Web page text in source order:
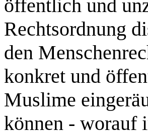
öffentlich und
Rechtsordnung
den
konkret und
Muslime
können - worauf